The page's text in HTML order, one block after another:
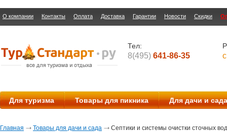
О компании Контакты Оплата Доставка Гарантии Новости Скидки
Тел:
8(495) 641-86-35
Для туризма Товары для пикника Для дачи и сада
Главная Товары для дачи и сада Септики и системы очистки сточных вод